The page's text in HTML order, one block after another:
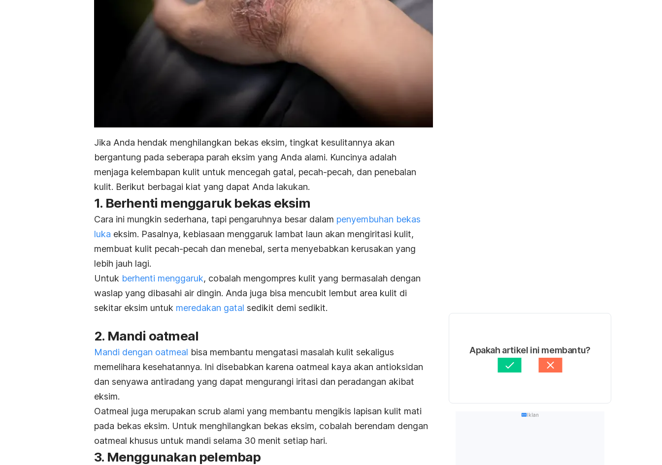
Jika Anda hendak menghilangkan bekas eksim, tingkat kesulitannya akan
bergantung pada seberapa parah eksim yang Anda alami. Kuncinya adalah
menjaga kelembapan kulit untuk mencegah gatal, pecah-pecah, dan penebalan
kulit. Berikut berbagai kiat yang dapat Anda lakukan.
1. Berhenti menggaruk bekas eksim
Cara ini mungkin sederhana, tapi pengaruhnya besar dalam penyembuhan bekas
luka eksim. Pasalnya, kebiasaan menggaruk lambat laun akan mengiritasi kulit,
membuat kulit pecah-pecah dan menebal, serta menyebabkan kerusakan yang
lebih jauh lagi.
Untuk berhenti menggaruk, cobalah mengompres kulit yang bermasalah dengan
waslap yang dibasahi air dingin. Anda juga bisa mencubit lembut area kulit di
sekitar eksim untuk meredakan gatal sedikit demi sedikit.
2. Mandi oatmeal
Mandi dengan oatmeal bisa membantu mengatasi masalah kulit sekaligus
memelihara kesehatannya. Ini disebabkan karena oatmeal kaya akan antioksidan
dan senyawa antiradang yang dapat mengurangi iritasi dan peradangan akibat
eksim.
Oatmeal juga merupakan scrub alami yang membantu mengikis lapisan kulit mati
pada bekas eksim. Untuk menghilangkan bekas eksim, cobalah berendam dengan
oatmeal khusus untuk mandi selama 30 menit setiap hari.
3. Menggunakan pelembap
Apakah artikel ini membantu?
Iklan